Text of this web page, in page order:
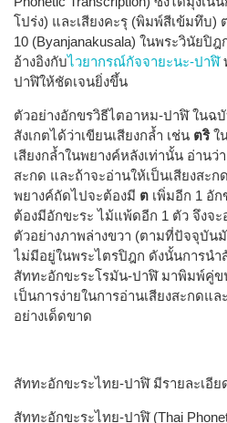
โปร่ง) และเสียงคะรุ (พิมพ์สีเข้มทึบ
10 (Byanjanakusala) ในพระวินัยปิ
อ้างอิงกับไวยากรณ์กัจจายะนะ-ปาฬิ
ปาฬิให้ชัดเจนยิ่งขึ้น
ตัวอย่างอักขรวิธีไตอาหม-ปาฬิ ในฉ
สังเกตได้ว่าเขียนเสียงกล้ำ เช่น ตริใ
เสียงกล้ำในพยางค์หลังเท่านั้น อ่านว่
สะกด และถ้าจะอ่านให้เป็นเสียงสะก
พยางค์ถัดไปจะต้องมี ต เพิ่มอีก 1 อั
ต้องมีอักขะระ ไม้แพ้ดอีก 1 ตัว จึงจะ
ตัวอย่างภาพล่างขวา (ตามที่ปัจจุบัน
ไม่มีอยู่ในพระไตรปิฎก ดังนั้นการน
สัททะอักขะระโรมัน-ปาฬิ มาพิมพ์คู่
เป็นการง่ายในการอ่านเสียงสะกดแ
อย่างเด็ดขาด
สัททะอักขะระไทย-ปาฬิ มีรายละเอีย
สัททะอักขะระไทย-ปาฬิ (Thai